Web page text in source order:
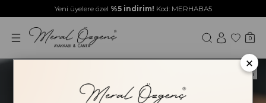
Yeni üyelere özel %5 indirim! Kod: MERHABA5
0
Yeni Ürün
×